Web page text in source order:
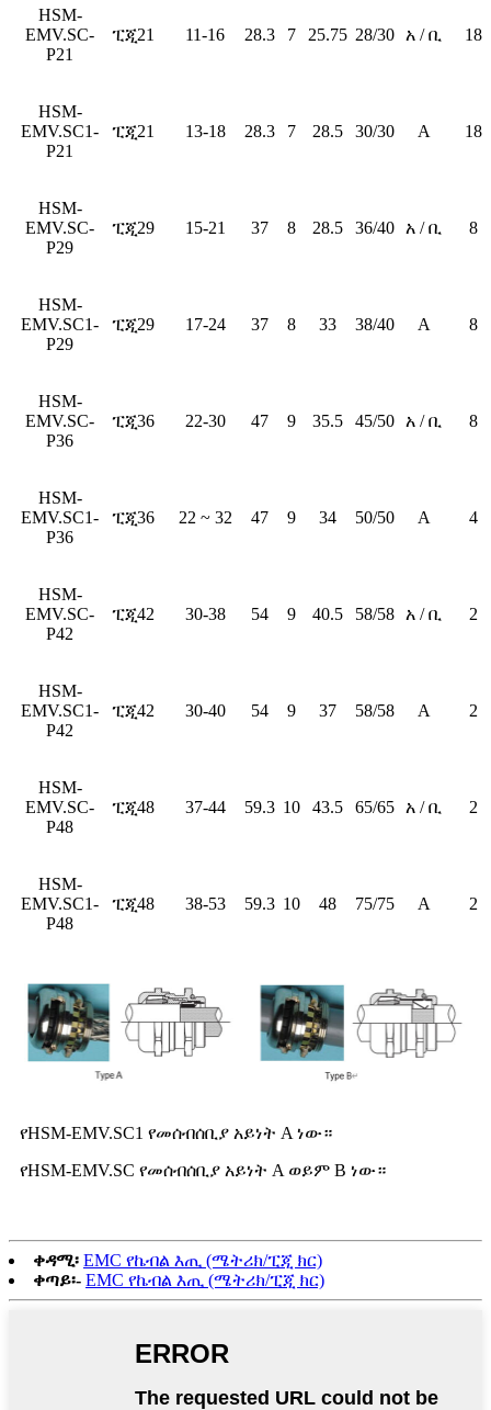
HSM-
EMV.SC-
P21
ፒጂ21 11-16 28.3 7 25.75 28/30 አ / ቢ 18
HSM-
EMV.SC1-
P21
ፒጂ21 13-18 28.3 7 28.5 30/30 A 18
HSM-
EMV.SC-
P29
ፒጂ29 15-21 37 8 28.5 36/40 አ / ቢ 8
HSM-
EMV.SC1-
P29
ፒጂ29 17-24 37 8 33 38/40 A 8
HSM-
EMV.SC-
P36
ፒጂ36 22-30 47 9 35.5 45/50 አ / ቢ 8
HSM-
EMV.SC1-
P36
ፒጂ36 22 ~ 32 47 9 34 50/50 A 4
HSM-
EMV.SC-
P42
ፒጂ42 30-38 54 9 40.5 58/58 አ / ቢ 2
HSM-
EMV.SC1-
P42
ፒጂ42 30-40 54 9 37 58/58 A 2
HSM-
EMV.SC-
P48
ፒጂ48 37-44 59.3 10 43.5 65/65 አ / ቢ 2
HSM-
EMV.SC1-
P48
ፒጂ48 38-53 59.3 10 48 75/75 A 2
የHSM-EMV.SC1 የመሰብሰቢያ አይነት A ነው።
የHSM-EMV.SC የመሰብሰቢያ አይነት A ወይም B ነው።
ቀዳሚ፡ EMC የኬብል እጢ (ሜትሪክ/ፒጂ ክር)
ቀጣይ፡- EMC የኬብል እጢ (ሜትሪክ/ፒጂ ክር)